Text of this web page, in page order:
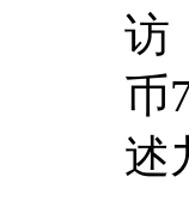
访
币
述